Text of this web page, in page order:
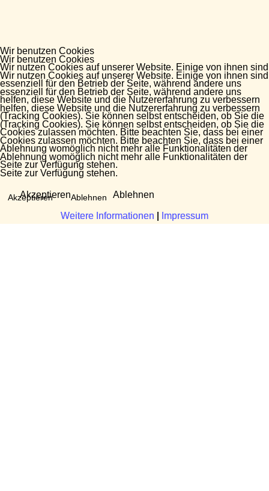
Wir benutzen Cookies
Wir nutzen Cookies auf unserer Website. Einige von ihnen sind
essenziell für den Betrieb der Seite, während andere uns
helfen, diese Website und die Nutzererfahrung zu verbessern
(Tracking Cookies). Sie können selbst entscheiden, ob Sie die
Cookies zulassen möchten. Bitte beachten Sie, dass bei einer
Ablehnung womöglich nicht mehr alle Funktionalitäten der
Seite zur Verfügung stehen.
Akzeptieren Ablehnen
Weitere Informationen Impressum
Wir benutzen Cookies
Wir nutzen Cookies auf unserer Website. Einige von ihnen sind
essenziell für den Betrieb der Seite, während andere uns
helfen, diese Website und die Nutzererfahrung zu verbessern
(Tracking Cookies). Sie können selbst entscheiden, ob Sie die
Cookies zulassen möchten. Bitte beachten Sie, dass bei einer
Ablehnung womöglich nicht mehr alle Funktionalitäten der
Seite zur Verfügung stehen.
Akzeptieren Ablehnen
Weitere Informationen Impressum